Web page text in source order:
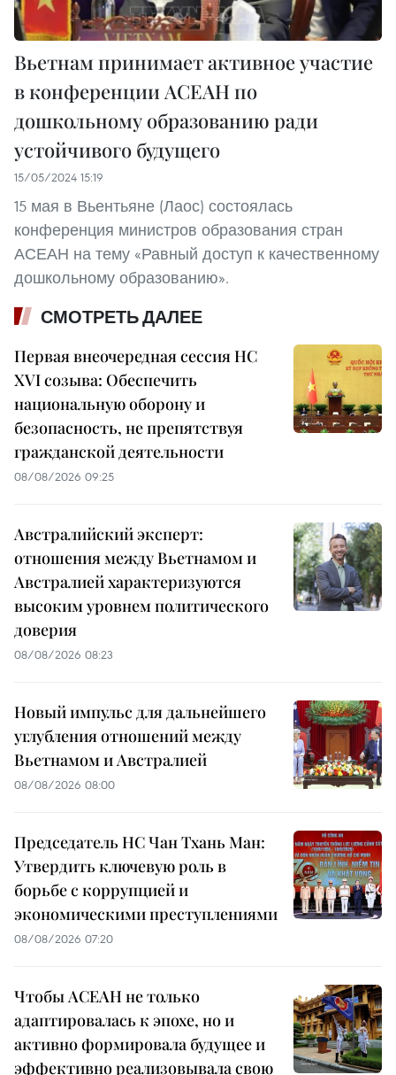
Вьетнам принимает активное участие
в конференции АСЕАН по
дошкольному образованию ради
устойчивого будущего
15/05/2024 15:19
15 мая в Вьентьяне (Лаос) состоялась
конференция министров образования стран
АСЕАН на тему «Равный доступ к качественному
дошкольному образованию».
СМОТРЕТЬ ДАЛЕЕ
Первая внеочередная сессия НС
XVI созыва: Обеспечить
национальную оборону и
безопасность, не препятствуя
гражданской деятельности
08/08/2026 09:25
Австралийский эксперт:
отношения между Вьетнамом и
Австралией характеризуются
высоким уровнем политического
доверия
08/08/2026 08:23
Новый импульс для дальнейшего
углубления отношений между
Вьетнамом и Австралией
08/08/2026 08:00
Председатель НС Чан Тхань Ман:
Утвердить ключевую роль в
борьбе с коррупцией и
экономическими преступлениями
08/08/2026 07:20
Чтобы АСЕАН не только
адаптировалась к эпохе, но и
активно формировала будущее и
эффективно реализовывала свою